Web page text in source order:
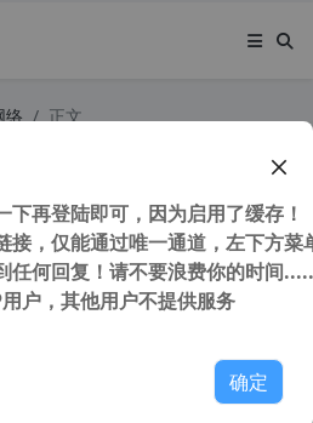
络 正文
神器 Fiddler Ever
登陆无限制破解版
解所有需要连网程
欲为
再登陆即可，因为启用了缓存！
接，仅能通过唯一通道，左下方菜
任何回复！请不要浪费你的时间
户，其他用户不提供服务
确定